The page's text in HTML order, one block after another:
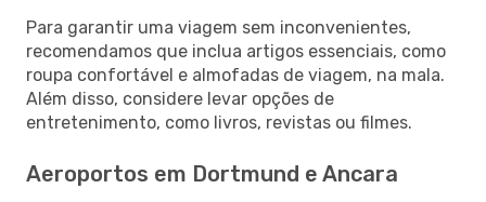
Para garantir uma viagem sem inconvenientes,
recomendamos que inclua artigos essenciais, como
roupa confortável e almofadas de viagem, na mala.
Além disso, considere levar opções de
entretenimento, como livros, revistas ou filmes.
Aeroportos em Dortmund e Ancara